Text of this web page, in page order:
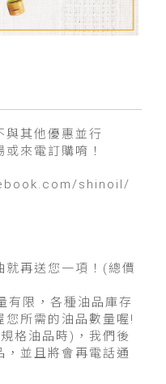
與其他優惠並行
來電訂購唷！
shinoil/
就再送您一項！(總價
有限，各種油品庫存
您所需的油品數量喔!
格油品時)，我們後
，並且將會再電話通